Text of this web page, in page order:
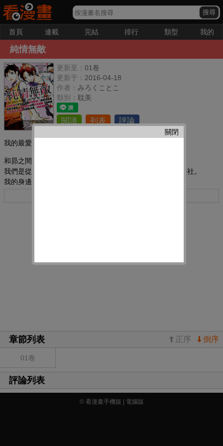
首頁 連載 完結 排行 類型 我的
純情無敵
完結
更新至： 01卷
更新于： 2016-04-18
作者： みろくことこ
類別： 耽美
閱讀 列表 評論
我的最愛：
和昴之間的關係大概是,孽緣。
我們是從小學就認識的青梅竹馬,現在則一起參加學校的烹飪社。
我的身邊總是理所當然有他的存在──。
章節列表 倒序
正序
01卷
評論列表
關閉
© 看漫畫手機版 | 電腦版